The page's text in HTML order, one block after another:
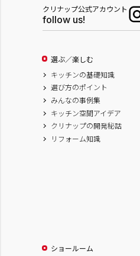
クリナップ公式アカウント
follow us!
選ぶ／楽しむ
キッチンの基礎知識
選び方のポイント
みんなの事例集
キッチン空間アイデア
クリナップの開発秘話
リフォーム知識
ショールーム